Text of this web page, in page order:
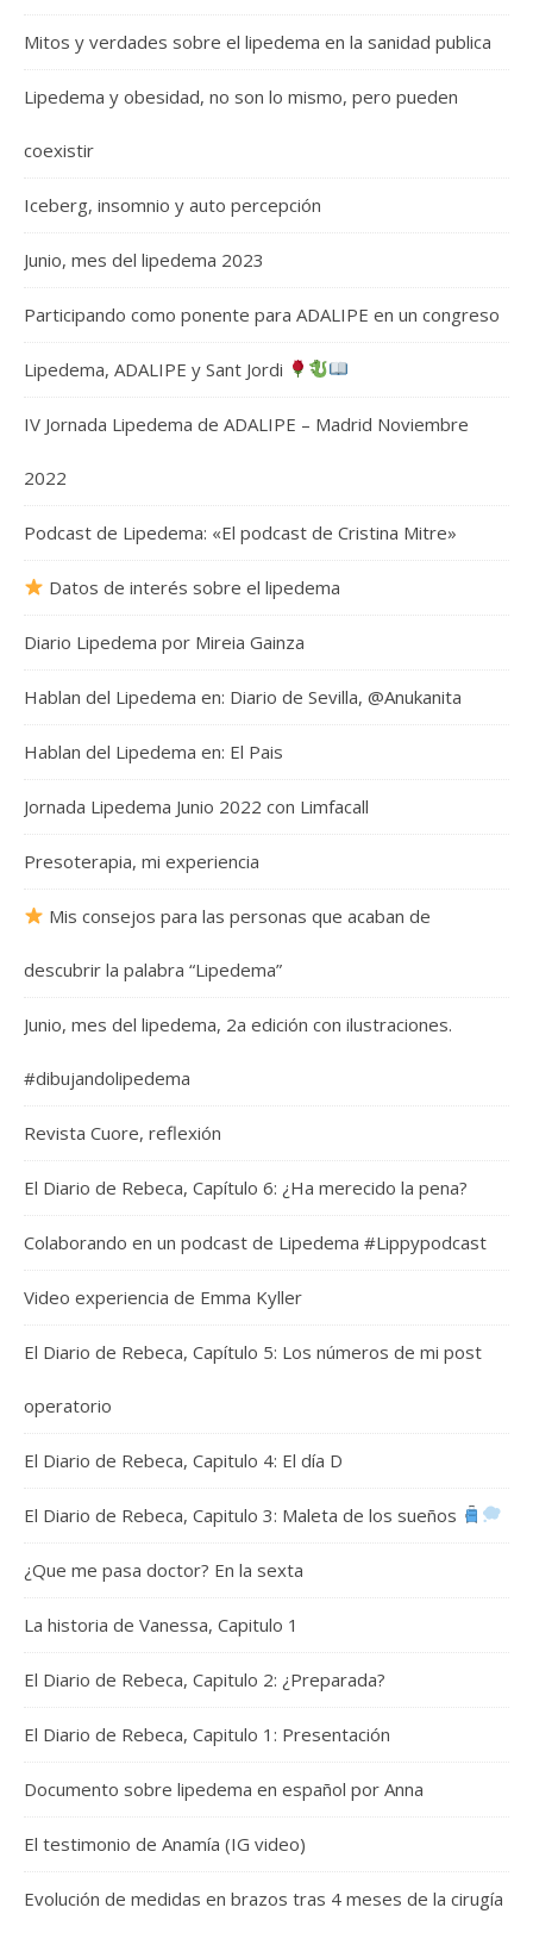
Mitos y verdades sobre el lipedema en la sanidad publica
Lipedema y obesidad, no son lo mismo, pero pueden
coexistir
Iceberg, insomnio y auto percepción
Junio, mes del lipedema 2023
Participando como ponente para ADALIPE en un congreso
Lipedema, ADALIPE y Sant Jordi
IV Jornada Lipedema de ADALIPE – Madrid Noviembre
2022
Podcast de Lipedema: «El podcast de Cristina Mitre»
Datos de interés sobre el lipedema
Diario Lipedema por Mireia Gainza
Hablan del Lipedema en: Diario de Sevilla, @Anukanita
Hablan del Lipedema en: El Pais
Jornada Lipedema Junio 2022 con Limfacall
Presoterapia, mi experiencia
Mis consejos para las personas que acaban de
descubrir la palabra “Lipedema”
Junio, mes del lipedema, 2a edición con ilustraciones.
#dibujandolipedema
Revista Cuore, reflexión
El Diario de Rebeca, Capítulo 6: ¿Ha merecido la pena?
Colaborando en un podcast de Lipedema #Lippypodcast
Video experiencia de Emma Kyller
El Diario de Rebeca, Capítulo 5: Los números de mi post
operatorio
El Diario de Rebeca, Capitulo 4: El día D
El Diario de Rebeca, Capitulo 3: Maleta de los sueños
¿Que me pasa doctor? En la sexta
La historia de Vanessa, Capitulo 1
El Diario de Rebeca, Capitulo 2: ¿Preparada?
El Diario de Rebeca, Capitulo 1: Presentación
Documento sobre lipedema en español por Anna
El testimonio de Anamía (IG video)
Evolución de medidas en brazos tras 4 meses de la cirugía